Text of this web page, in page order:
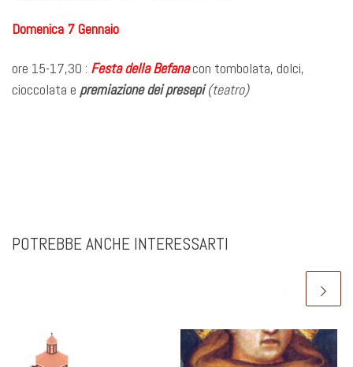
Domenica 7 Gennaio
ore 15-17,30 : Festa della Befanacon tombolata, dolci,
cioccolata e premiazione dei presepi(teatro)
POTREBBE ANCHE INTERESSARTI